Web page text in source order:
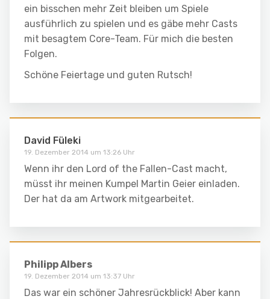
ein bisschen mehr Zeit bleiben um Spiele
ausführlich zu spielen und es gäbe mehr Casts
mit besagtem Core-Team. Für mich die besten
Folgen.
Schöne Feiertage und guten Rutsch!
David Füleki
19. Dezember 2014 um 13:26 Uhr
Wenn ihr den Lord of the Fallen-Cast macht,
müsst ihr meinen Kumpel Martin Geier einladen.
Der hat da am Artwork mitgearbeitet.
Philipp Albers
19. Dezember 2014 um 13:37 Uhr
Das war ein schöner Jahresrückblick! Aber kann